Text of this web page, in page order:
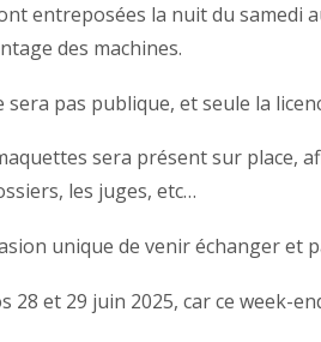
entreposées la nuit du samedi
des machines.
sera pas publique, et seule la
sera présent sur place,
les juges, etc…
unique de venir échanger
28 et 29 juin 2025, car ce week-